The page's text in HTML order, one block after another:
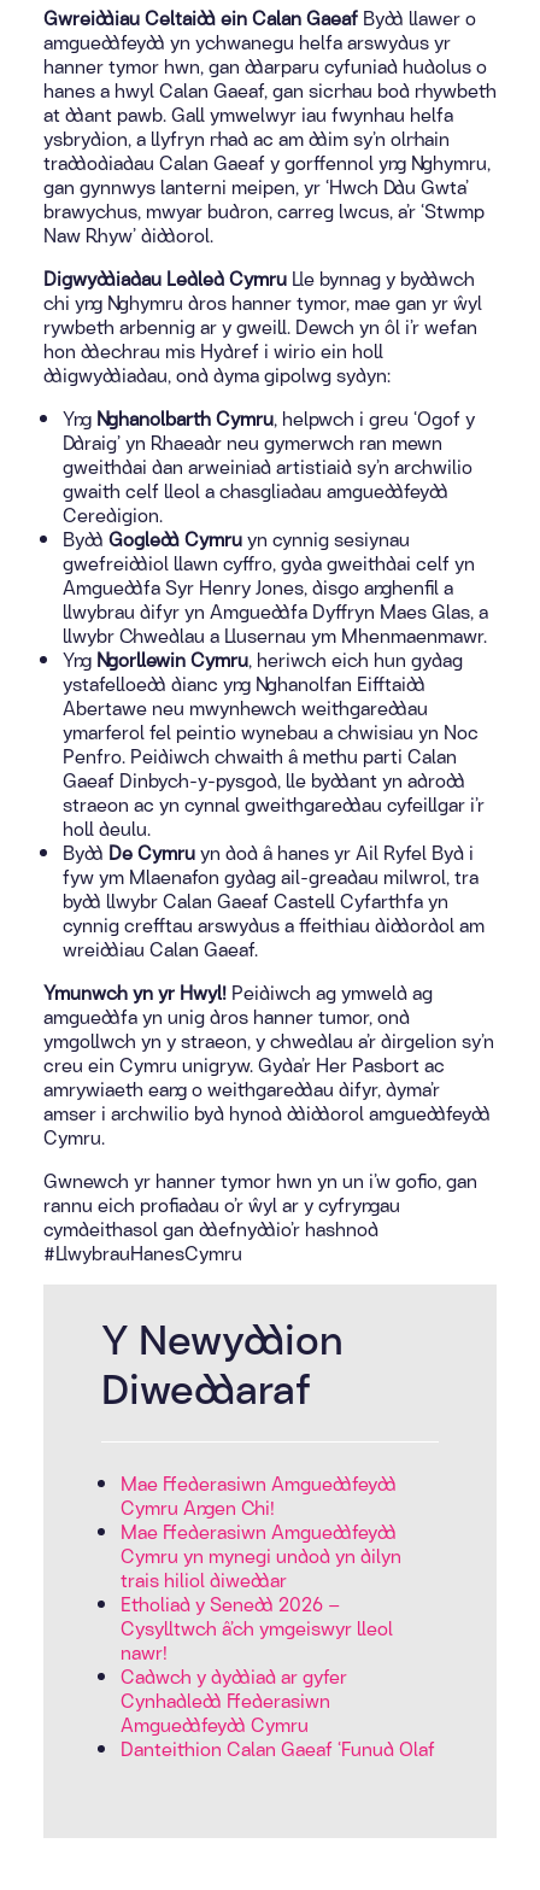
Gwreiddiau Celtaidd ein Calan Gaeaf Bydd llawer o
amgueddfeydd yn ychwanegu helfa arswydus yr
hanner tymor hwn, gan ddarparu cyfuniad hudolus o
hanes a hwyl Calan Gaeaf, gan sicrhau bod rhywbeth
at ddant pawb. Gall ymwelwyr iau fwynhau helfa
ysbrydion, a llyfryn rhad ac am ddim sy’n olrhain
traddodiadau Calan Gaeaf y gorffennol yng Nghymru,
gan gynnwys lanterni meipen, yr ‘Hwch Ddu Gwta’
brawychus, mwyar budron, carreg lwcus, a’r ‘Stwmp
Naw Rhyw’ diddorol.
Digwyddiadau Ledled Cymru Lle bynnag y byddwch
chi yng Nghymru dros hanner tymor, mae gan yr ŵyl
rywbeth arbennig ar y gweill. Dewch yn ôl i’r wefan
hon ddechrau mis Hydref i wirio ein holl
ddigwyddiadau, ond dyma gipolwg sydyn:
Yng Nghanolbarth Cymru, helpwch i greu ‘Ogof y
Ddraig’ yn Rhaeadr neu gymerwch ran mewn
gweithdai dan arweiniad artistiaid sy’n archwilio
gwaith celf lleol a chasgliadau amgueddfeydd
Ceredigion.
Bydd Gogledd Cymruyn cynnig sesiynau
gwefreiddiol llawn cyffro, gyda gweithdai celf yn
Amgueddfa Syr Henry Jones, disgo anghenfil a
llwybrau difyr yn Amgueddfa Dyffryn Maes Glas, a
llwybr Chwedlau a Llusernau ym Mhenmaenmawr.
Yng Ngorllewin Cymru, heriwch eich hun gydag
ystafelloedd dianc yng Nghanolfan Eifftaidd
Abertawe neu mwynhewch weithgareddau
ymarferol fel peintio wynebau a chwisiau yn Noc
Penfro. Peidiwch chwaith â methu parti Calan
Gaeaf Dinbych-y-pysgod, lle byddant yn adrodd
straeon ac yn cynnal gweithgareddau cyfeillgar i’r
holl deulu.
Bydd De Cymruyn dod â hanes yr Ail Ryfel Byd i
fyw ym Mlaenafon gydag ail-greadau milwrol, tra
bydd llwybr Calan Gaeaf Castell Cyfarthfa yn
cynnig crefftau arswydus a ffeithiau diddordol am
wreiddiau Calan Gaeaf.
Ymunwch yn yr Hwyl! Peidiwch ag ymweld ag
amgueddfa yn unig dros hanner tumor, ond
ymgollwch yn y straeon, y chwedlau a’r dirgelion sy’n
creu ein Cymru unigryw. Gyda’r Her Pasbort ac
amrywiaeth eang o weithgareddau difyr, dyma’r
amser i archwilio byd hynod ddiddorol amgueddfeydd
Cymru.
Gwnewch yr hanner tymor hwn yn un i’w gofio, gan
rannu eich profiadau o’r ŵyl ar y cyfryngau
cymdeithasol gan ddefnyddio’r hashnod
#LlwybrauHanesCymru
Y Newyddion
Diweddaraf
Mae Ffederasiwn Amgueddfeydd
Cymru Angen Chi!
Mae Ffederasiwn Amgueddfeydd
Cymru yn mynegi undod yn dilyn
trais hiliol diweddar
Etholiad y Senedd 2026 –
Cysylltwch â’ch ymgeiswyr lleol
nawr!
Cadwch y dyddiad ar gyfer
Cynhadledd Ffederasiwn
Amgueddfeydd Cymru
Danteithion Calan Gaeaf ‘Funud Olaf